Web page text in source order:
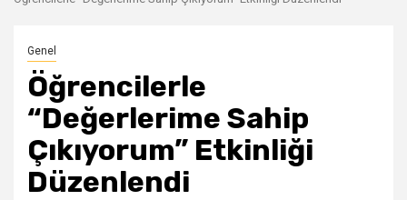
Genel
Öğrencilerle
“Değerlerime Sahip
Çıkıyorum” Etkinliği
Düzenlendi